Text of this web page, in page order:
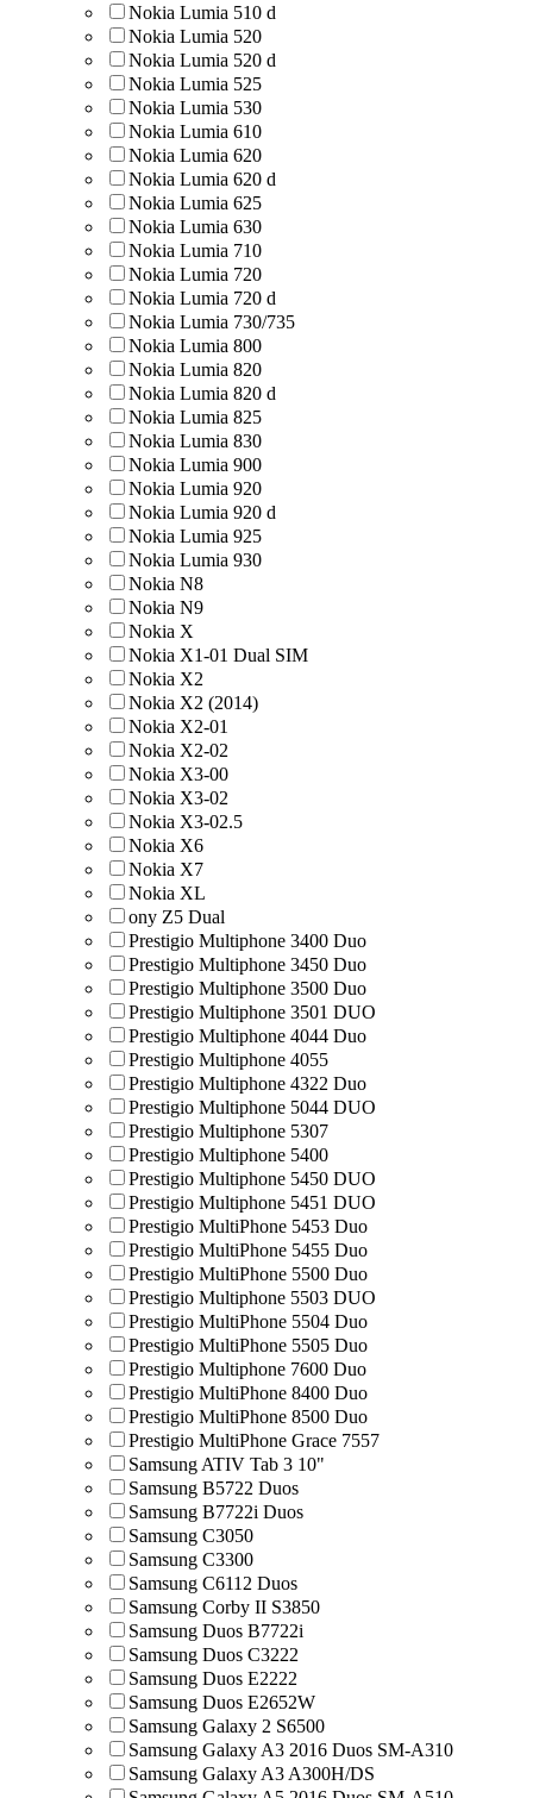
Nokia Lumia 510 d
Nokia Lumia 520
Nokia Lumia 520 d
Nokia Lumia 525
Nokia Lumia 530
Nokia Lumia 610
Nokia Lumia 620
Nokia Lumia 620 d
Nokia Lumia 625
Nokia Lumia 630
Nokia Lumia 710
Nokia Lumia 720
Nokia Lumia 720 d
Nokia Lumia 730/735
Nokia Lumia 800
Nokia Lumia 820
Nokia Lumia 820 d
Nokia Lumia 825
Nokia Lumia 830
Nokia Lumia 900
Nokia Lumia 920
Nokia Lumia 920 d
Nokia Lumia 925
Nokia Lumia 930
Nokia N8
Nokia N9
Nokia X
Nokia X1-01 Dual SIM
Nokia X2
Nokia X2 (2014)
Nokia X2-01
Nokia X2-02
Nokia X3-00
Nokia X3-02
Nokia X3-02.5
Nokia X6
Nokia X7
Nokia XL
ony Z5 Dual
Prestigio Multiphone 3400 Duo
Prestigio Multiphone 3450 Duo
Prestigio Multiphone 3500 Duo
Prestigio Multiphone 3501 DUO
Prestigio Multiphone 4044 Duo
Prestigio Multiphone 4055
Prestigio Multiphone 4322 Duo
Prestigio Multiphone 5044 DUO
Prestigio Multiphone 5307
Prestigio Multiphone 5400
Prestigio Multiphone 5450 DUO
Prestigio Multiphone 5451 DUO
Prestigio MultiPhone 5453 Duo
Prestigio MultiPhone 5455 Duo
Prestigio MultiPhone 5500 Duo
Prestigio Multiphone 5503 DUO
Prestigio MultiPhone 5504 Duo
Prestigio MultiPhone 5505 Duo
Prestigio Multiphone 7600 Duo
Prestigio MultiPhone 8400 Duo
Prestigio MultiPhone 8500 Duo
Prestigio MultiPhone Grace 7557
Samsung ATIV Tab 3 10"
Samsung B5722 Duos
Samsung B7722i Duos
Samsung C3050
Samsung C3300
Samsung C6112 Duos
Samsung Corby II S3850
Samsung Duos B7722i
Samsung Duos C3222
Samsung Duos E2222
Samsung Duos E2652W
Samsung Galaxy 2 S6500
Samsung Galaxy A3 2016 Duos SM-A310
Samsung Galaxy A3 A300H/DS